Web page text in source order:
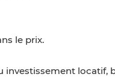
le prix.
locatif,